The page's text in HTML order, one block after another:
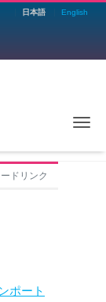
日本語 English
ドリンク
ポート